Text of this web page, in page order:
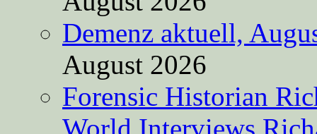
Demenz aktuell,
August 2026
Forensic Historian
World Interviews